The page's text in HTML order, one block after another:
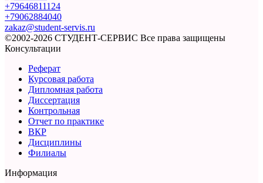
+79646811124
+79062884040
zakaz@student-servis.ru
©2002-2026 СТУДЕНТ-СЕРВИС Все права защищены
Консультации
Реферат
Курсовая работа
Дипломная работа
Диссертация
Контрольная
Отчет по практике
ВКР
Дисциплины
Филиалы
Информация